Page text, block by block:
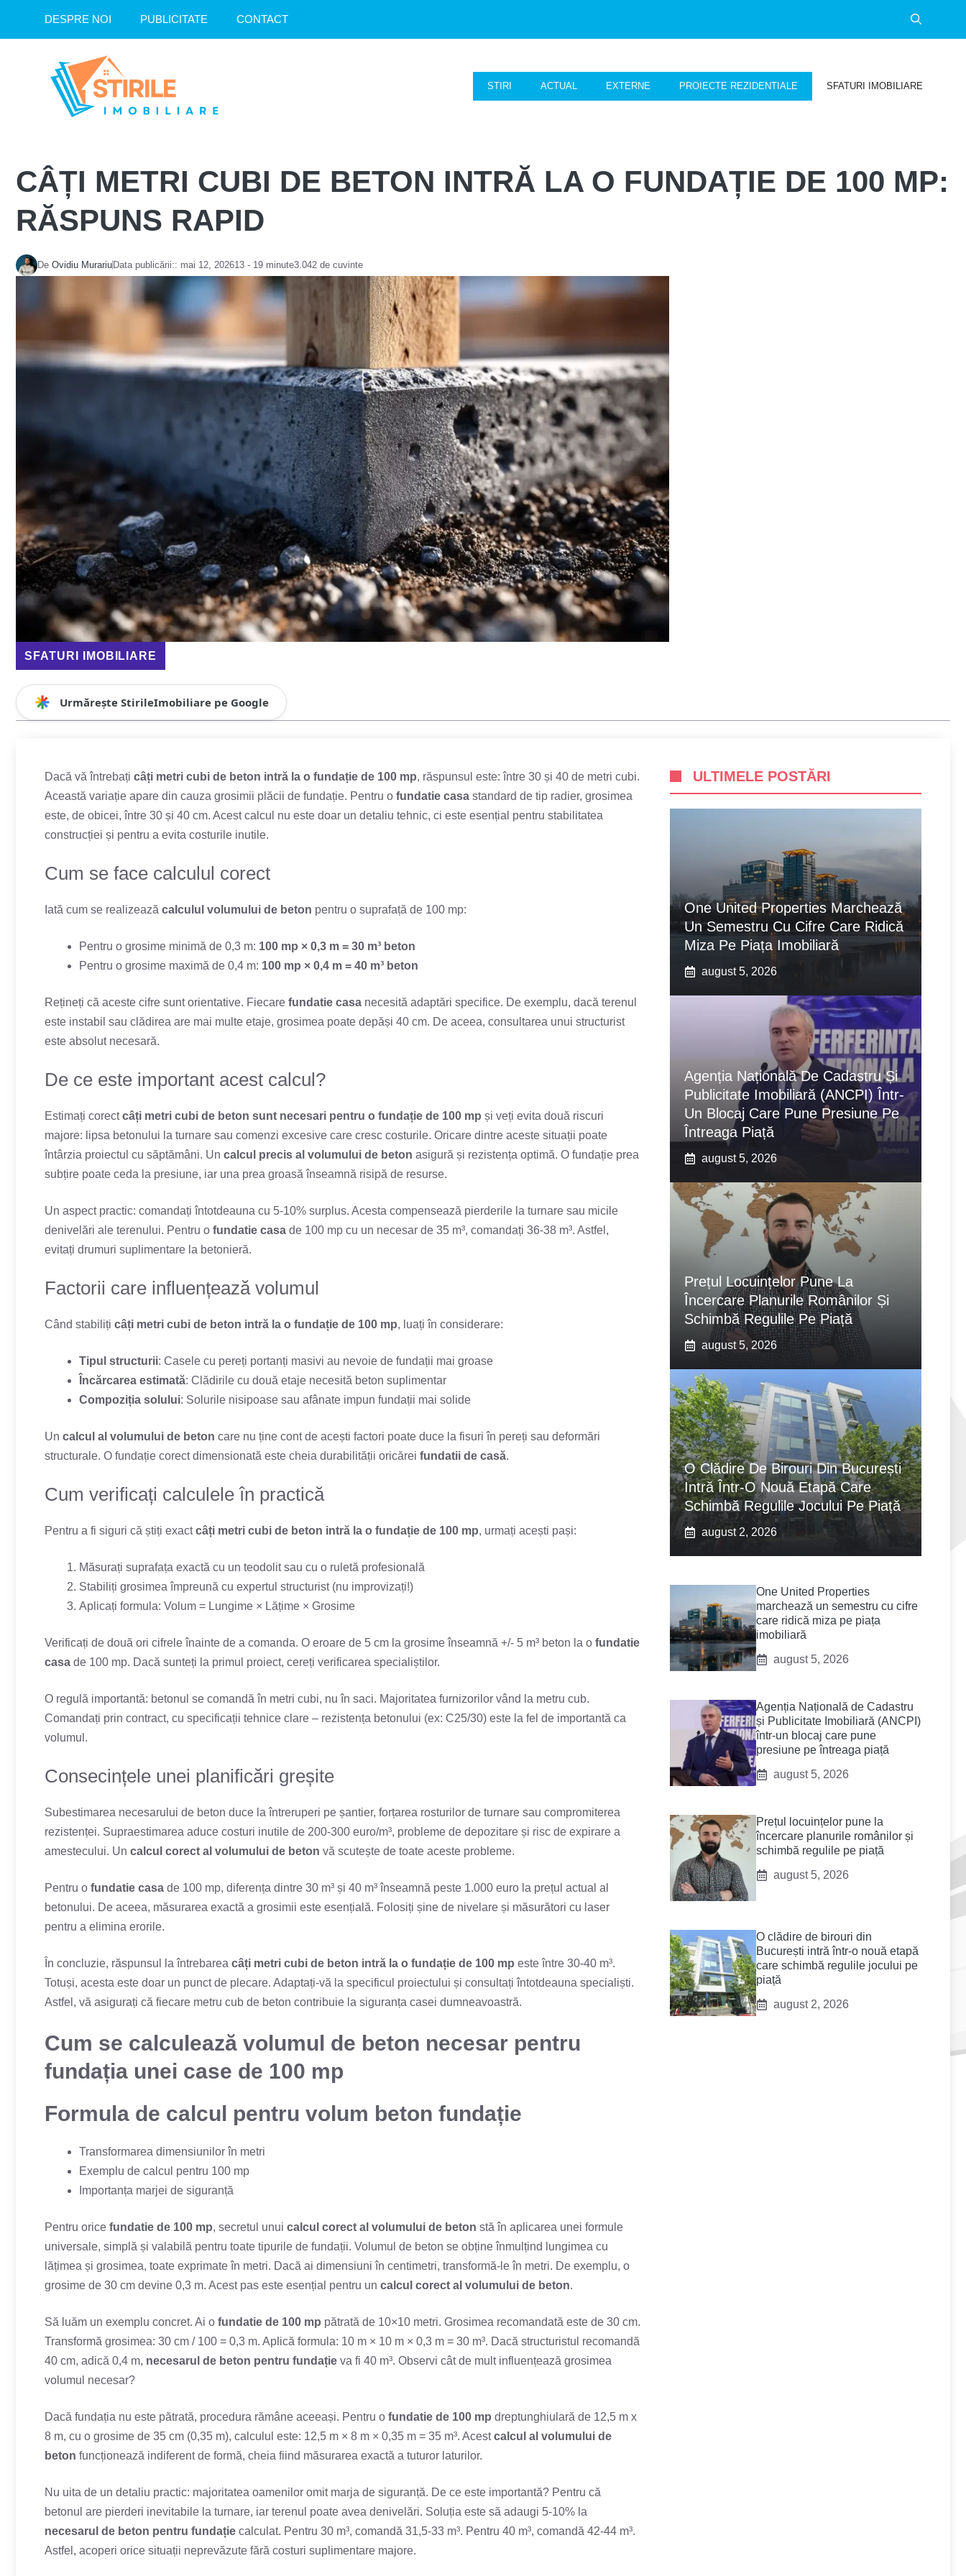
DESPRE NOI PUBLICITATE CONTACT
STIRI ACTUAL EXTERNE PROIECTE REZIDENTIALE SFATURI IMOBILIARE
CÂȚI METRI CUBI DE BETON INTRĂ LA O FUNDAȚIE DE 100 MP:
RĂSPUNS RAPID
De Ovidiu Murariu Data publicării:: mai 12, 202613 - 19 minute3.042 de cuvinte
SFATURI IMOBILIARE
Urmărește StirileImobiliare pe Google
Dacă vă întrebați câți metri cubi de beton intră la o fundație de 100 mp, răspunsul este: între 30 și 40 de metri cubi.
Această variație apare din cauza grosimii plăcii de fundație. Pentru o fundatie casa standard de tip radier, grosimea
este, de obicei, între 30 și 40 cm. Acest calcul nu este doar un detaliu tehnic, ci este esențial pentru stabilitatea
construcției și pentru a evita costurile inutile.
Cum se face calculul corect
Iată cum se realizează calculul volumului de beton pentru o suprafață de 100 mp:
Pentru o grosime minimă de 0,3 m: 100 mp × 0,3 m = 30 m³ beton
Pentru o grosime maximă de 0,4 m: 100 mp × 0,4 m = 40 m³ beton
Rețineți că aceste cifre sunt orientative. Fiecare fundatie casa necesită adaptări specifice. De exemplu, dacă terenul
este instabil sau clădirea are mai multe etaje, grosimea poate depăși 40 cm. De aceea, consultarea unui structurist
este absolut necesară.
De ce este important acest calcul?
Estimați corectcâți metri cubi de beton sunt necesari pentru o fundație de 100 mp și veți evita două riscuri
majore: lipsa betonului la turnare sau comenzi excesive care cresc costurile. Oricare dintre aceste situații poate
întârzia proiectul cu săptămâni. Un calcul precis al volumului de beton asigură și rezistența optimă. O fundație prea
subțire poate ceda la presiune, iar una prea groasă înseamnă risipă de resurse.
Un aspect practic: comandați întotdeauna cu 5-10% surplus. Acesta compensează pierderile la turnare sau micile
denivelări ale terenului. Pentru o fundatie casa de 100 mp cu un necesar de 35 m³, comandați 36-38 m³. Astfel,
evitați drumuri suplimentare la betonieră.
Factorii care influențează volumul
Când stabiliți câți metri cubi de beton intră la o fundație de 100 mp, luați în considerare:
Tipul structurii: Casele cu pereți portanți masivi au nevoie de fundații mai groase
Încărcarea estimată: Clădirile cu două etaje necesită beton suplimentar
Compoziția solului: Solurile nisipoase sau afânate impun fundații mai solide
Un calcul al volumului de beton care nu ține cont de acești factori poate duce la fisuri în pereți sau deformări
structurale. O fundație corect dimensionată este cheia durabilității oricărei fundatii de casă.
Cum verificați calculele în practică
Pentru a fi siguri că știți exactcâți metri cubi de beton intră la o fundație de 100 mp, urmați acești pași:
Măsurați suprafața exactă cu un teodolit sau cu o ruletă profesională
Stabiliți grosimea împreună cu expertul structurist (nu improvizați!)
Aplicați formula: Volum = Lungime × Lățime × Grosime
Verificați de două ori cifrele înainte de a comanda. O eroare de 5 cm la grosime înseamnă +/- 5 m³ beton la o fundatie
casa de 100 mp. Dacă sunteți la primul proiect, cereți verificarea specialiștilor.
O regulă importantă: betonul se comandă în metri cubi, nu în saci. Majoritatea furnizorilor vând la metru cub.
Comandați prin contract, cu specificații tehnice clare – rezistența betonului (ex: C25/30) este la fel de importantă ca
volumul.
Consecințele unei planificări greșite
Subestimarea necesarului de beton duce la întreruperi pe șantier, forțarea rosturilor de turnare sau compromiterea
rezistenței. Supraestimarea aduce costuri inutile de 200-300 euro/m³, probleme de depozitare și risc de expirare a
amestecului. Un calcul corect al volumului de beton vă scutește de toate aceste probleme.
Pentru o fundatie casa de 100 mp, diferența dintre 30 m³ și 40 m³ înseamnă peste 1.000 euro la prețul actual al
betonului. De aceea, măsurarea exactă a grosimii este esențială. Folosiți șine de nivelare și măsurători cu laser
pentru a elimina erorile.
În concluzie, răspunsul la întrebarea câți metri cubi de beton intră la o fundație de 100 mp este între 30-40 m³.
Totuși, acesta este doar un punct de plecare. Adaptați-vă la specificul proiectului și consultați întotdeauna specialiști.
Astfel, vă asigurați că fiecare metru cub de beton contribuie la siguranța casei dumneavoastră.
Cum se calculează volumul de beton necesar pentru
fundația unei case de 100 mp
Formula de calcul pentru volum beton fundație
Transformarea dimensiunilor în metri
Exemplu de calcul pentru 100 mp
Importanța marjei de siguranță
Pentru orice fundatie de 100 mp, secretul unui calcul corect al volumului de beton stă în aplicarea unei formule
universale, simplă și valabilă pentru toate tipurile de fundații. Volumul de beton se obține înmulțind lungimea cu
lățimea și grosimea, toate exprimate în metri. Dacă ai dimensiuni în centimetri, transformă-le în metri. De exemplu, o
grosime de 30 cm devine 0,3 m. Acest pas este esențial pentru un calcul corect al volumului de beton.
Să luăm un exemplu concret. Ai o fundatie de 100 mp pătrată de 10×10 metri. Grosimea recomandată este de 30 cm.
Transformă grosimea: 30 cm / 100 = 0,3 m. Aplică formula: 10 m × 10 m × 0,3 m = 30 m³. Dacă structuristul recomandă
40 cm, adică 0,4 m, necesarul de beton pentru fundație va fi 40 m³. Observi cât de mult influențează grosimea
volumul necesar?
Dacă fundația nu este pătrată, procedura rămâne aceeași. Pentru o fundatie de 100 mp dreptunghiulară de 12,5 m x
8 m, cu o grosime de 35 cm (0,35 m), calculul este: 12,5 m × 8 m × 0,35 m = 35 m³. Acestcalcul al volumului de
beton funcționează indiferent de formă, cheia fiind măsurarea exactă a tuturor laturilor.
Nu uita de un detaliu practic: majoritatea oamenilor omit marja de siguranță. De ce este importantă? Pentru că
betonul are pierderi inevitabile la turnare, iar terenul poate avea denivelări. Soluția este să adaugi 5-10% la
necesarul de beton pentru fundație calculat. Pentru 30 m³, comandă 31,5-33 m³. Pentru 40 m³, comandă 42-44 m³.
Astfel, acoperi orice situații neprevăzute fără costuri suplimentare majore.
ULTIMELE POSTĂRI
One United Properties Marchează
Un Semestru Cu Cifre Care Ridică
Miza Pe Piața Imobiliară
august 5, 2026
Agenția Națională De Cadastru Și
Publicitate Imobiliară (ANCPI) Într-
Un Blocaj Care Pune Presiune Pe
Întreaga Piață
august 5, 2026
Prețul Locuințelor Pune La
Încercare Planurile Românilor Și
Schimbă Regulile Pe Piață
august 5, 2026
O Clădire De Birouri Din București
Intră Într-O Nouă Etapă Care
Schimbă Regulile Jocului Pe Piață
august 2, 2026
One United Properties
marchează un semestru cu cifre
care ridică miza pe piața
imobiliară
august 5, 2026
Agenția Națională de Cadastru
și Publicitate Imobiliară (ANCPI)
într-un blocaj care pune
presiune pe întreaga piață
august 5, 2026
Prețul locuințelor pune la
încercare planurile românilor și
schimbă regulile pe piață
august 5, 2026
O clădire de birouri din
București intră într-o nouă etapă
care schimbă regulile jocului pe
piață
august 2, 2026